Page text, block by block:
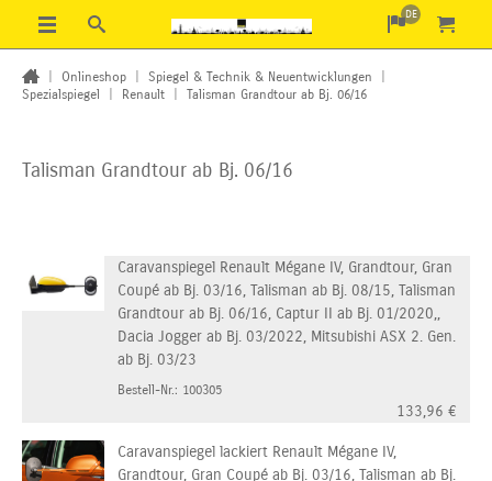
DE
Onlineshop Spiegel & Technik & Neuentwicklungen
Spezialspiegel
Renault Talisman Grandtour ab Bj. 06/16
Talisman Grandtour ab Bj. 06/16
Caravanspiegel Renault Mégane IV, Grandtour, Gran
Coupé ab Bj. 03/16, Talisman ab Bj. 08/15, Talisman
Grandtour ab Bj. 06/16, Captur II ab Bj. 01/2020,,
Dacia Jogger ab Bj. 03/2022, Mitsubishi ASX 2. Gen.
ab Bj. 03/23
Bestell-Nr.: 100305
133,96 €
Caravanspiegel lackiert Renault Mégane IV,
Grandtour, Gran Coupé ab Bj. 03/16, Talisman ab Bj.